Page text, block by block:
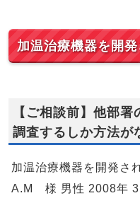
加温治療機器を開
【ご相談前】他部
調査するしか方法が
加温治療機器を開発さ
A.M 様 男性 2008年 3